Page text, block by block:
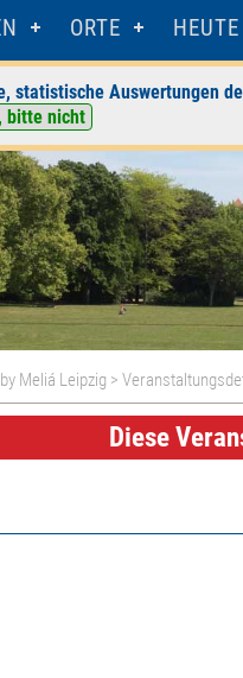
ORTE HEUTE
statistische
bitte nicht
Meliá Leipzig >
Diese